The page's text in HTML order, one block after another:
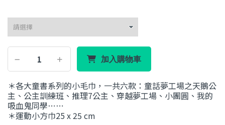
加入購物車
＊各大童書系列的小毛巾，一共六款：童話夢工場之天鵝公
主、公主訓練班、推理7公主、穿越夢工場、小團圓、我的
吸血鬼同學⋯⋯
＊運動小方巾25 x 25 cm